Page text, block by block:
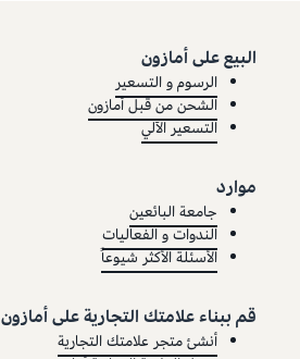
البيع على أمازون
الرسوم و التسعير
الشحن من قبل أمازون
التسعير الآلي
موارد
جامعة البائعين
الندوات و الفعاليات
الأسئلة الأكثر شيوعاً
قم ببناء علامتك التجارية على أمازون
أنشئ متجر علامتك التجارية